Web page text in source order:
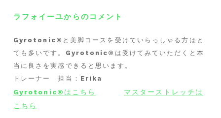
ラフォイーユからのコメント
Gyrotonic®︎ と美脚コースを受けていらっしゃる方はと
ても多いです。 Gyrotonic®︎ は受けてみていただくと本
当に良さを実感できると思います。
トレーナー 担当： Erika
Gyrotonic®︎ はこちら
マスターストレッチは
こちら